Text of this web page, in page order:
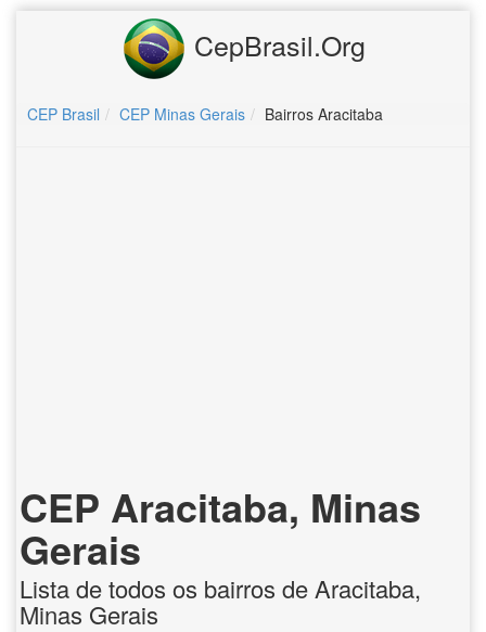
CepBrasil.Org
CEP Brasil CEP Minas Gerais Bairros Aracitaba
CEP Aracitaba, Minas
Gerais
Lista de todos os bairros de Aracitaba,
Minas Gerais